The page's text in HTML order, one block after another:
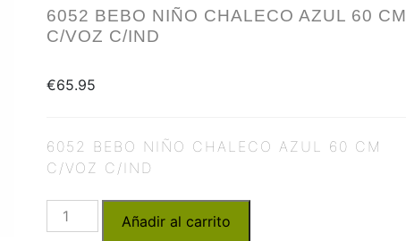
6052 BEBO NIÑO CHALECO AZUL 60 CM
C/VOZ C/IND
€65.95
6052 BEBO NIÑO CHALECO AZUL 60 CM
C/VOZ C/IND
Añadir al carrito